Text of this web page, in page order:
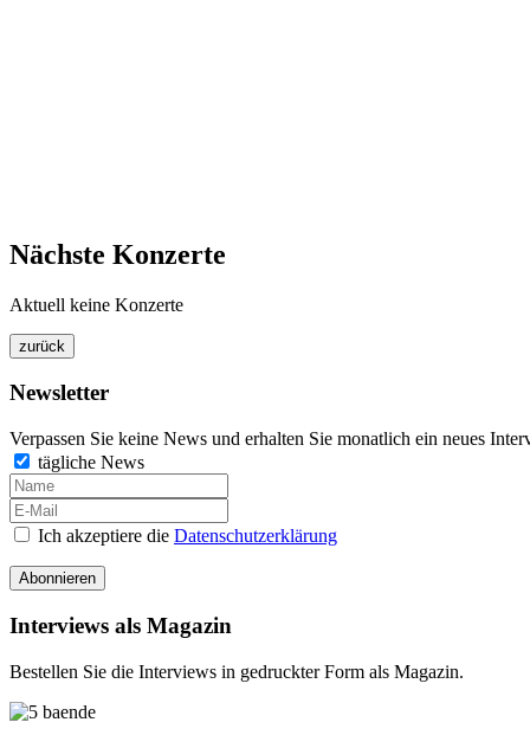
Nächste Konzerte
Aktuell keine Konzerte
Newsletter
Verpassen Sie keine News und erhalten Sie monatlich ein neues
tägliche News
Ich akzeptiere die Datenschutzerklärung
Abonnieren
Interviews als Magazin
Bestellen Sie die Interviews in gedruckter Form als Magazin.